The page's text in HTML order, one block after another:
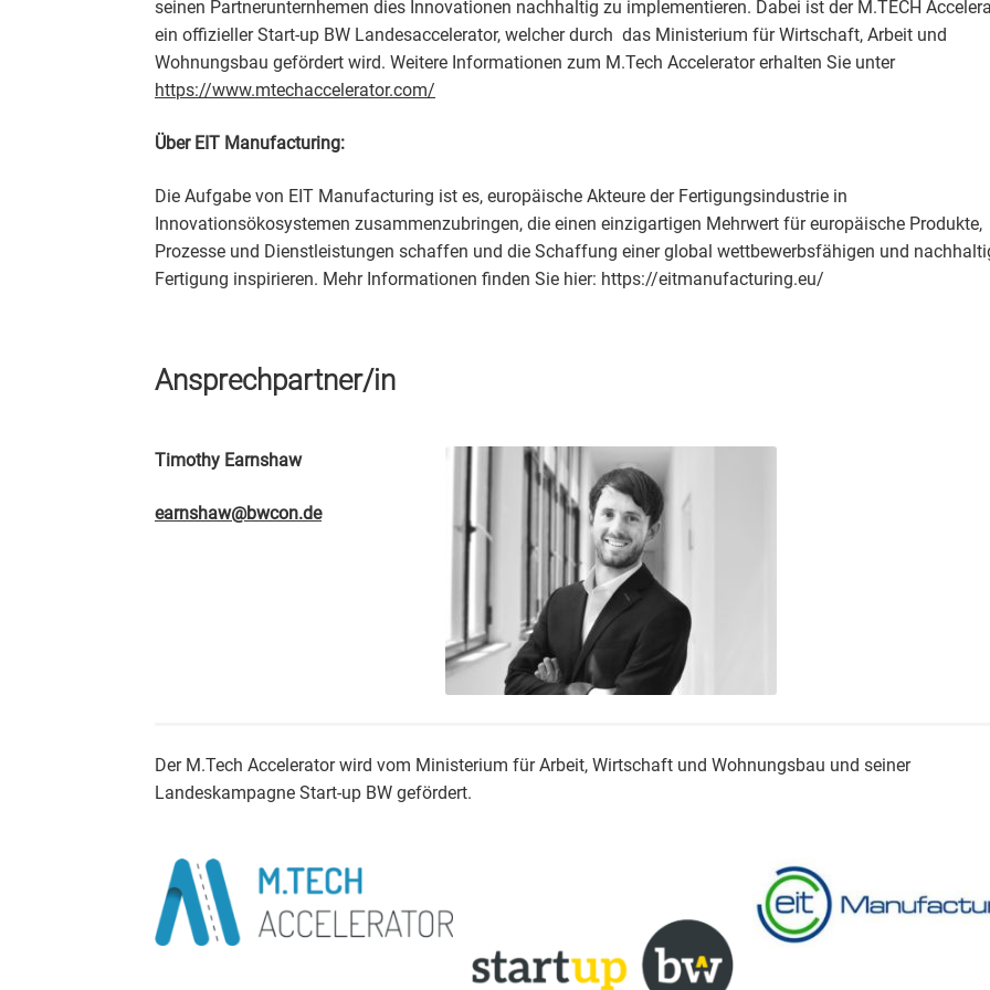
seinen Partnerunternhemen dies Innovationen nachhaltig zu implementieren. Dabei ist der M.TECH
ein offizieller Start-up BW Landesaccelerator, welcher durch das Ministerium für Wirtschaft, Arbeit und
Wohnungsbau gefördert wird. Weitere Informationen zum M.Tech Accelerator erhalten Sie unter
https://www.mtechaccelerator.com/
Über EIT Manufacturing:
Die Aufgabe von EIT Manufacturing ist es, europäische Akteure der Fertigungsindustrie in
Innovationsökosystemen zusammenzubringen, die einen einzigartigen Mehrwert für europäische Produkte,
Prozesse und Dienstleistungen schaffen und die Schaffung einer global wettbewerbsfähigen und
Fertigung inspirieren. Mehr Informationen finden Sie hier: https://eitmanufacturing.eu/
Ansprechpartner/in
Timothy Earnshaw
earnshaw@bwcon.de
Der M.Tech Accelerator wird vom Ministerium für Arbeit, Wirtschaft und Wohnungsbau und seiner
Landeskampagne Start-up BW gefördert.